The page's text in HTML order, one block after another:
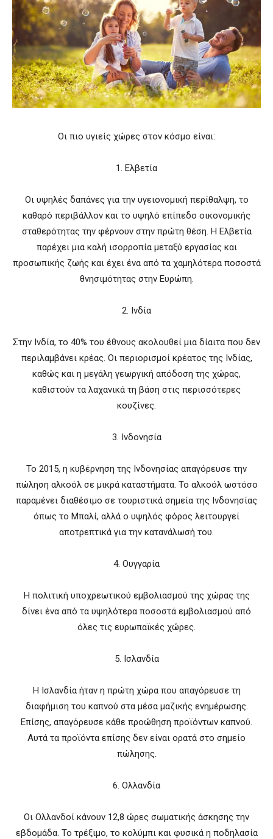
Οι πιο υγιείς χώρες στον κόσμο είναι:
1. Ελβετία
Oι υψηλές δαπάνες για την υγειονομική περίθαλψη, το
καθαρό περιβάλλον και το υψηλό επίπεδο οικονομικής
σταθερότητας την φέρνουν στην πρώτη θέση. Η Ελβετία
παρέχει μια καλή ισορροπία μεταξύ εργασίας και
προσωπικής ζωής και έχει ένα από τα χαμηλότερα ποσοστά
θνησιμότητας στην Ευρώπη.
2. Ινδία
Στην Ινδία, το 40% του έθνους ακολουθεί μια δίαιτα που δεν
περιλαμβάνει κρέας. Οι περιορισμοί κρέατος της Ινδίας,
καθώς και η μεγάλη γεωργική απόδοση της χώρας,
καθιστούν τα λαχανικά τη βάση στις περισσότερες
κουζίνες.
3. Ινδονησία
Το 2015, η κυβέρνηση της Ινδονησίας απαγόρευσε την
πώληση αλκοόλ σε μικρά καταστήματα. Το αλκοόλ ωστόσο
παραμένει διαθέσιμο σε τουριστικά σημεία της Ινδονησίας
όπως το Μπαλί, αλλά ο υψηλός φόρος λειτουργεί
αποτρεπτικά για την κατανάλωσή του.
4. Ουγγαρία
Η πολιτική υποχρεωτικού εμβολιασμού της χώρας της
δίνει ένα από τα υψηλότερα ποσοστά εμβολιασμού από
όλες τις ευρωπαϊκές χώρες.
5. Ισλανδία
Η Ισλανδία ήταν η πρώτη χώρα που απαγόρευσε τη
διαφήμιση του καπνού στα μέσα μαζικής ενημέρωσης.
Επίσης, απαγόρευσε κάθε προώθηση προϊόντων καπνού.
Αυτά τα προϊόντα επίσης δεν είναι ορατά στο σημείο
πώλησης.
6. Ολλανδία
Οι Ολλανδοί κάνουν 12,8 ώρες σωματικής άσκησης την
εβδομάδα. Το τρέξιμο, το κολύμπι και φυσικά η ποδηλασία